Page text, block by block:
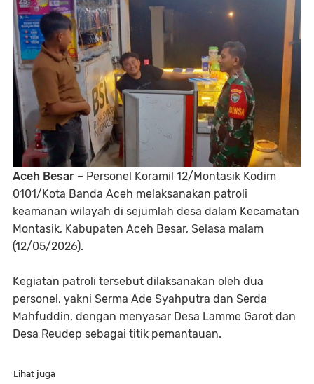
Aceh Besar – Personel Koramil 12/Montasik Kodim
0101/Kota Banda Aceh melaksanakan patroli
keamanan wilayah di sejumlah desa dalam Kecamatan
Montasik, Kabupaten Aceh Besar, Selasa malam
(12/05/2026).
Kegiatan patroli tersebut dilaksanakan oleh dua
personel, yakni Serma Ade Syahputra dan Serda
Mahfuddin, dengan menyasar Desa Lamme Garot dan
Desa Reudep sebagai titik pemantauan.
Lihat juga